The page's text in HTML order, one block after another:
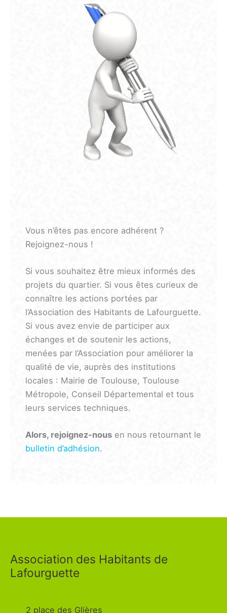
Vous n’êtes pas encore adhérent ?
Rejoignez-nous !
Si vous souhaitez être mieux informés des
projets du quartier. Si vous êtes curieux de
connaître les actions portées par
l’Association des Habitants de Lafourguette.
Si vous avez envie de participer aux
échanges et de soutenir les actions,
menées par l’Association pour améliorer la
qualité de vie, auprès des institutions
locales : Mairie de Toulouse, Toulouse
Métropole, Conseil Départemental et tous
leurs services techniques.
Alors, rejoignez-nous en nous retournant le
bulletin d’adhésion.
Association des Habitants de
Lafourguette
2 place des Glières